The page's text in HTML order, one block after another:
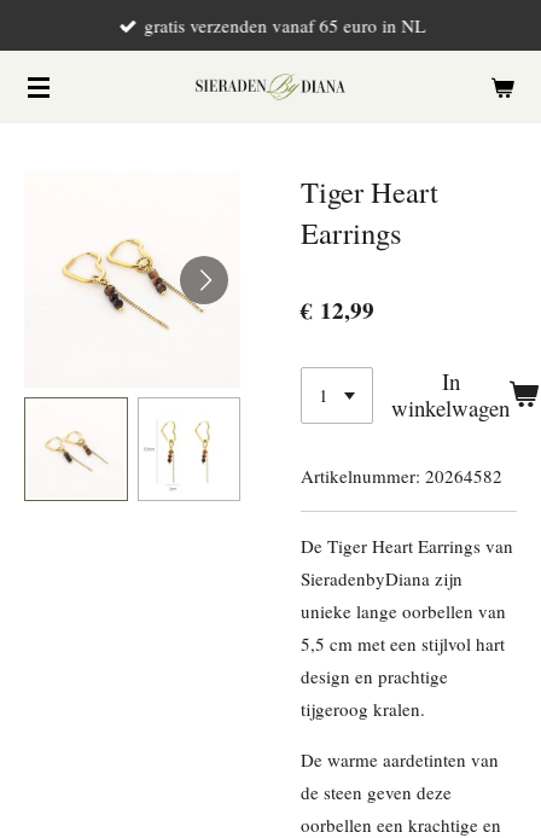
naar
gratis verzenden vanaf 65 euro in NL
Tiger Heart
Earrings
€ 12,99
In
winkelwagen
Artikelnummer: 20264582
De Tiger Heart Earrings van
SieradenbyDiana zijn
unieke lange oorbellen van
5,5 cm met een stijlvol hart
design en prachtige
tijgeroog kralen.
De warme aardetinten van
de steen geven deze
oorbellen een krachtige en